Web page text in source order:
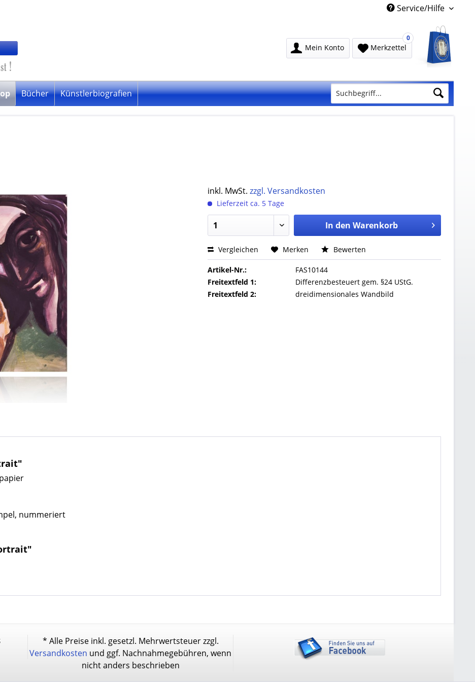
Service/Hilfe
Merkzettel
0
Mein Konto
Bücher Künstlerbiografien
inkl. MwSt.zzgl. Versandkosten
Lieferzeit ca. 5 Tage
In den Warenkorb
Vergleichen Merken Bewerten
Artikel-Nr.:
FAS10144
Freitextfeld 1:
Differenzbesteuert gem. §24 UStG.
Freitextfeld 2:
dreidimensionales Wandbild
nummeriert
* Alle Preise inkl. gesetzl. Mehrwertsteuer zzgl.
Versandkosten und ggf. Nachnahmegebühren, wenn
nicht anders beschrieben